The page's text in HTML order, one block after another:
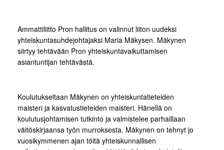
Ammattiliitto Pron hallitus on valinnut liiton uudeksi
yhteiskuntasuhdejohtajaksi Maria Mäkysen. Mäkynen
siirtyy tehtävään Pron yhteiskuntavaikuttamisen
asiantuntijan tehtävästä.
Koulutukseltaan Mäkynen on yhteiskuntatieteiden
maisteri ja kasvatustieteiden maisteri. Hänellä on
koulutusjohtamisen tutkinto ja valmistelee parhaillaan
väitöskirjaansa työn murroksesta. Mäkynen on tehnyt jo
vuosikymmenen ajan töitä yhteiskunnallisen